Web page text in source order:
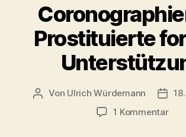
Prostituierte
Beitragsautor
Von Ulrich Würdemann
1 Kommentarzu